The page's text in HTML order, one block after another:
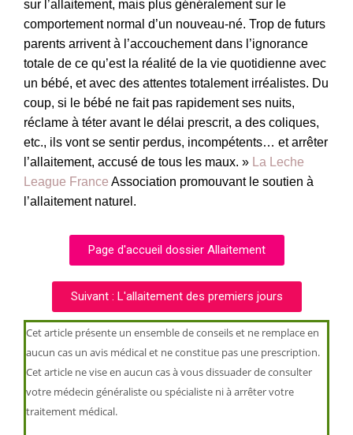
sur l’allaitement, mais plus généralement sur le
comportement normal d’un nouveau-né. Trop de futurs
parents arrivent à l’accouchement dans l’ignorance
totale de ce qu’est la réalité de la vie quotidienne avec
un bébé, et avec des attentes totalement irréalistes. Du
coup, si le bébé ne fait pas rapidement ses nuits,
réclame à téter avant le délai prescrit, a des coliques,
etc., ils vont se sentir perdus, incompétents… et arrêter
l’allaitement, accusé de tous les maux. » La Leche
League France Association promouvant le soutien à
l’allaitement naturel.
Page d'accueil dossier Allaitement
Suivant : L'allaitement des premiers jours
Cet article présente un ensemble de conseils et ne remplace en
aucun cas un avis médical et ne constitue pas une prescription.
Cet article ne vise en aucun cas à vous dissuader de consulter
votre médecin généraliste ou spécialiste ni à arrêter votre
traitement médical.